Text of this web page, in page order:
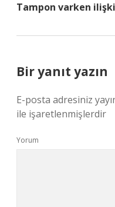
Tampon varken
Bir yanıt yazın
E-posta adresiniz
ile işaretlenmişlerdir
Yorum